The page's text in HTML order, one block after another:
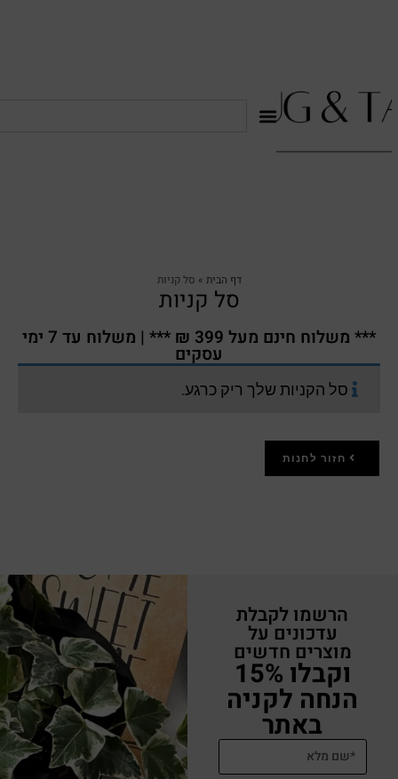
דף הבית » סל קניות
סל קניות
*** משלוח חינם מעל 399 ₪ *** | משלוח עד 7 ימי
עסקים
סל הקניות שלך ריק כרגע.
חזור לחנות
הרשמו לקבלת
עדכונים על
מוצרים חדשים
וקבלו 15%
הנחה לקניה
באתר